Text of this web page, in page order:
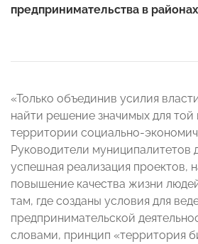
предпринимательства в
«Только объединив усилия
найти решение значимых для той
территории социально-
Руководители муниципалитетов
успешная реализация проектов,
повышение качества жизни
там, где созданы условия для
предпринимательской
словами, принцип «территория